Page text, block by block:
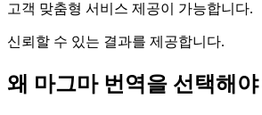
고객 맞춤형 서비스 제공이 가능합니다.
신뢰할 수 있는 결과를 제공합니다.
왜 마그마 번역을 선택해